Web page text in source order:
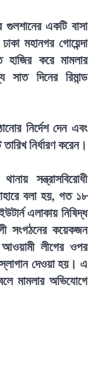
একটি বাসা
মহানগর গোয়েন্দা
করে মামলার
সাত দিনের রিমান্ড
নির্দেশ দেন এবং
নির্ধারণ করেন।
সন্ত্রাসবিরোধী
বলা হয়, গত ১৮
এলাকায় নিষিদ্ধ
সংগঠনের কয়েকজন
আওয়ামী লীগের ওপর
স্লোগান দেওয়া হয়। এ
মামলার অভিযোগে